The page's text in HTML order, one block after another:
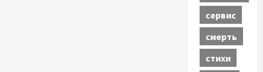
сервис
смерть
стихи